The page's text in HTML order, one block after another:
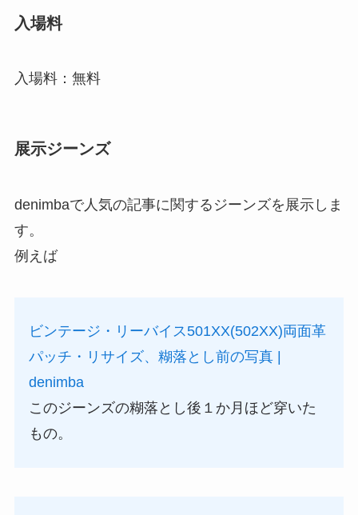
入場料
入場料：無料
展示ジーンズ
denimbaで人気の記事に関するジーンズを展示しま
す。
例えば
ビンテージ・リーバイス501XX(502XX)両面革
パッチ・リサイズ、糊落とし前の写真 |
denimba
このジーンズの糊落とし後１か月ほど穿いた
もの。